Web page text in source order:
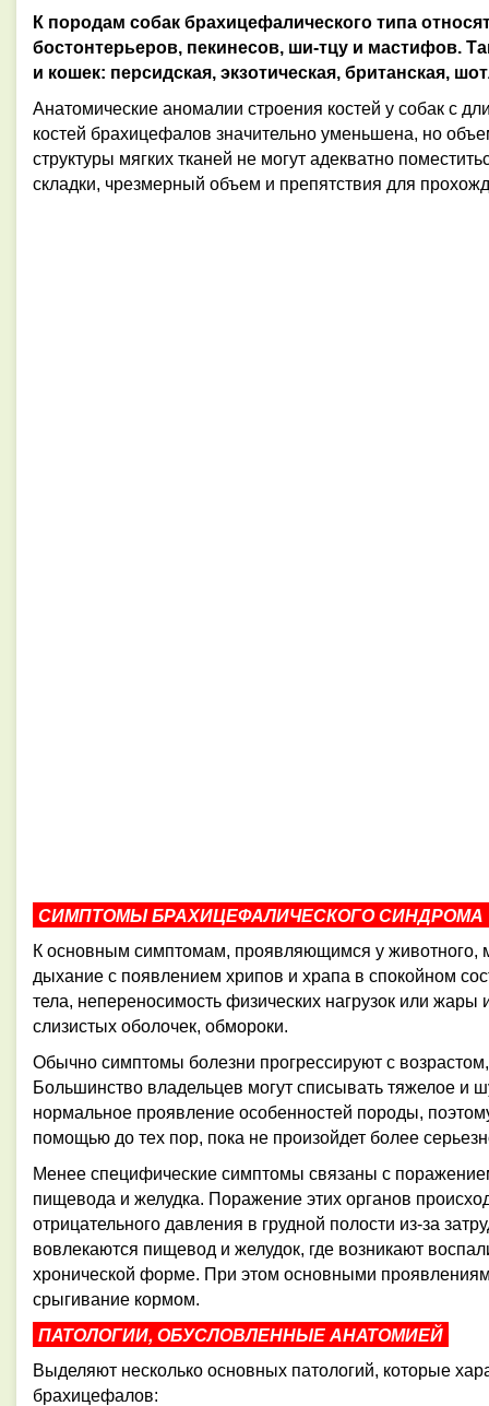
К породам собак брахицефалического типа
бостонтерьеров, пекинесов, ши-тцу и мастифов.
и кошек: персидская, экзотическая, британская,
Анатомические аномалии строения костей у собак с
костей брахицефалов значительно уменьшена, но
структуры мягких тканей не могут адекватно
складки, чрезмерный объем и препятствия для
СИМПТОМЫ БРАХИЦЕФАЛИЧЕСКОГО СИНДРОМА
К основным симптомам, проявляющимся у животного,
дыхание с появлением хрипов и храпа в спокойном
тела, непереносимость физических нагрузок или
слизистых оболочек, обмороки.
Обычно симптомы болезни прогрессируют с
Большинство владельцев могут списывать тяжелое и
нормальное проявление особенностей породы,
помощью до тех пор, пока не произойдет более
Менее специфические симптомы связаны с
пищевода и желудка. Поражение этих органов
отрицательного давления в грудной полости из-за
вовлекаются пищевод и желудок, где возникают
хронической форме. При этом основными
срыгивание кормом.
ПАТОЛОГИИ, ОБУСЛОВЛЕННЫЕ АНАТОМИЕЙ
Выделяют несколько основных патологий, которые
брахицефалов: